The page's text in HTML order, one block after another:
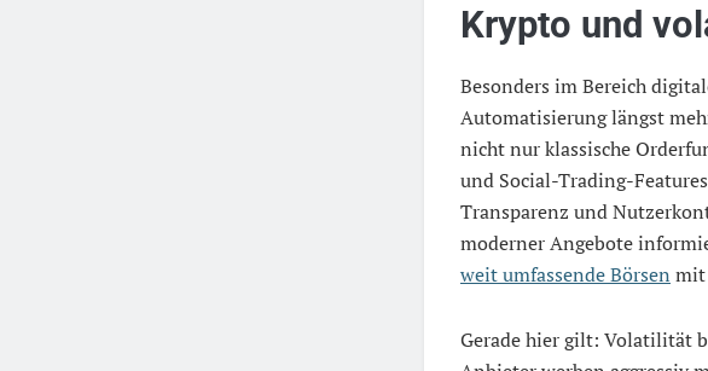
Krypto und
Besonders im Bereich
Automatisierung längst
nicht nur klassische
und Social-Trading-
Transparenz und
moderner Angebote
weit umfassende Börsen mit
Gerade hier gilt: Volatilität